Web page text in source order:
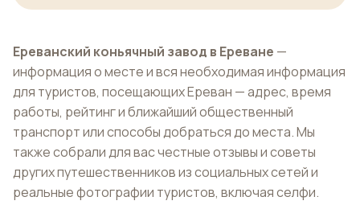
Ереванский коньячный завод в Ереване —
информация о месте и вся необходимая информация
для туристов, посещающих Ереван — адрес, время
работы, рейтинг и ближайший общественный
транспорт или способы добраться до места. Мы
также собрали для вас честные отзывы и советы
других путешественников из социальных сетей и
реальные фотографии туристов, включая селфи.